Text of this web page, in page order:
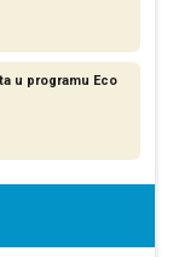
u programu Eco